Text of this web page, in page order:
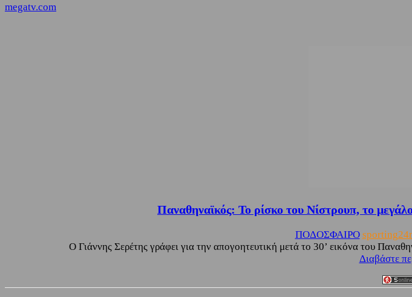
megatv.com
Παναθηναϊκός: Το ρίσκο του Νίστρουπ, το
ΠΟΔΟΣΦΑΙΡΟ
Ο Γιάννης Σερέτης γράφει για την απογοητευτική μετά το 30’ εικόνα του
Διαβάστε